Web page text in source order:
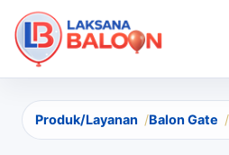
Produk/Layanan Balon Gate